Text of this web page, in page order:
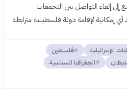
إلغاء التواصل بين التجمعات
أي إمكانية لإقامة دولة فلسطينية مترابطة
الإسرائيلية
فلسطين
الجغرافيا السياسية